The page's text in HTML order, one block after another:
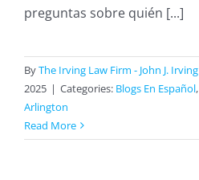
preguntas sobre quién [...]
ByThe Irving Law Firm - John J. Irving
2025 | Categories: Blogs En Español,
Arlington
Read More